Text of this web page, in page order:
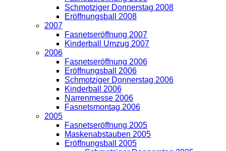
Schmotziger Donnerstag 2008
Eröffnungsball 2008
2007
Fasnetseröffnung 2007
Kinderball Umzug 2007
2006
Fasnetseröffnung 2006
Eröffnungsball 2006
Schmotziger Donnerstag 2006
Kinderball 2006
Narrenmesse 2006
Fasnetsmontag 2006
2005
Fasnetseröffnung 2005
Maskenabstauben 2005
Eröffnungsball 2005